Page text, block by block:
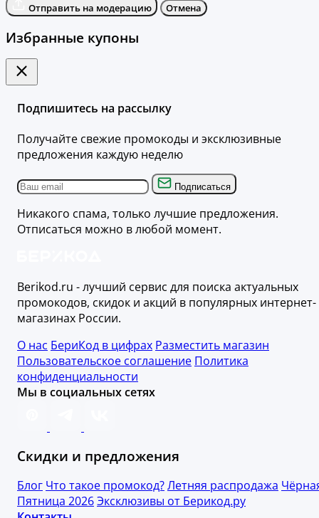
Отправить на модерацию Отмена
Избранные купоны
Подпишитесь на рассылку
Получайте свежие промокоды и эксклюзивные
предложения каждую неделю
Подписаться
Никакого спама, только лучшие предложения.
Отписаться можно в любой момент.
Berikod.ru - лучший сервис для поиска актуальных
промокодов, скидок и акций в популярных интернет-
магазинах России.
О нас БериКод в цифрах Разместить магазин
Пользовательское соглашение Политика
конфиденциальности
Мы в социальных сетях
Скидки и предложения
Блог Что такое промокод?Летняя распродажа
Пятница 2026Эксклюзивы от Берикод.ру